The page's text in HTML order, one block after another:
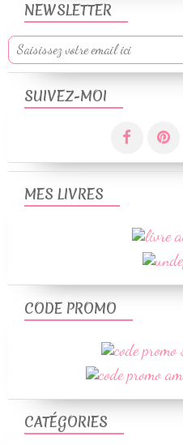
NEWSLETTER
SUIVEZ-MOI
CATÉGORIES
MES LIVRES
CODE PROMO